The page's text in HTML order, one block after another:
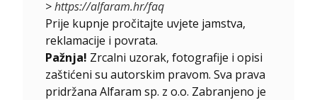
>https://alfaram.hr/faq
Prije kupnje pročitajte uvjete jamstva,
reklamacije i povrata.
Pažnja! Zrcalni uzorak, fotografije i opisi
zaštićeni su autorskim pravom. Sva prava
pridržana Alfaram sp. z o.o. Zabranjeno je